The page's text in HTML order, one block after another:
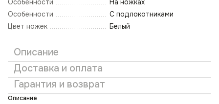
Особенности
На ножках
Особенности
С подлокотниками
Цвет ножек
Белый
Описание
Доставка и оплата
Гарантия и возврат
Описание